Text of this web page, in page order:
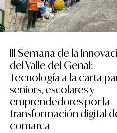
III Semana de la
del Valle del Genal:
Tecnología a la carta
seniors, escolares y
emprendedores por la
transformación digital
comarca